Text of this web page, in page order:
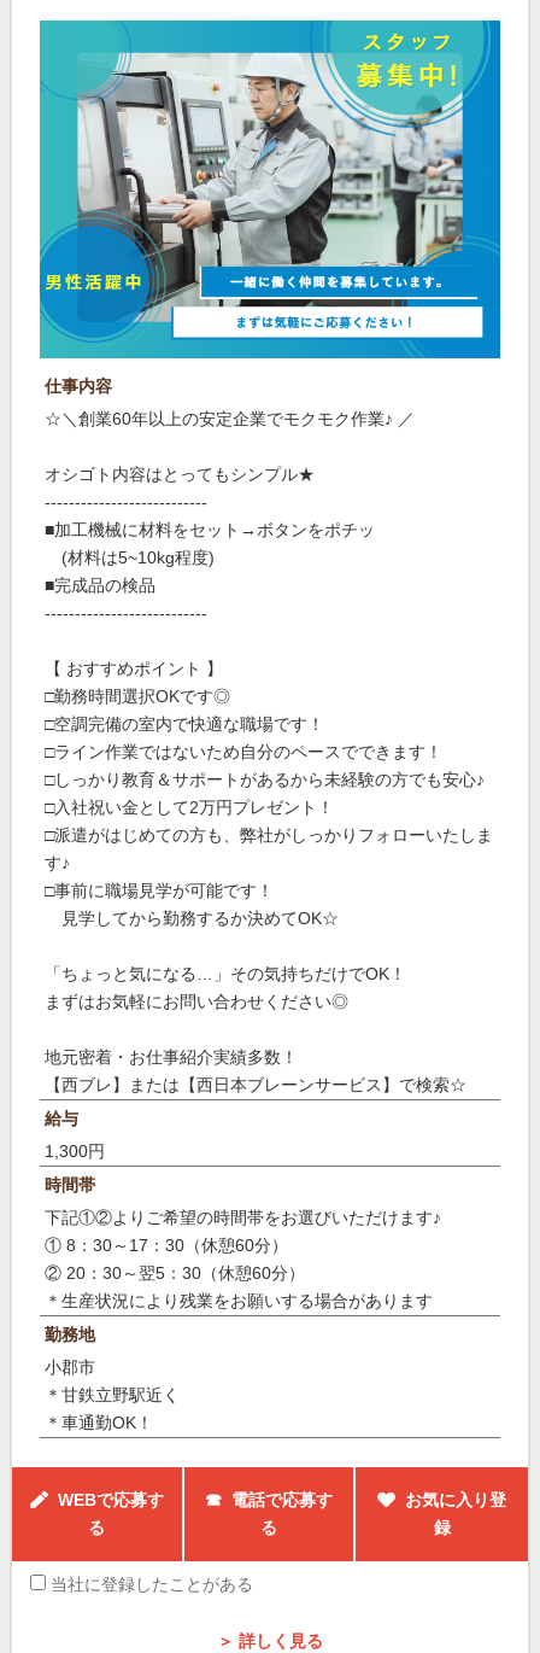
仕事内容
☆＼創業60年以上の安定企業でモクモク作業♪ ／
オシゴト内容はとってもシンプル★
---------------------------
■加工機械に材料をセット→ボタンをポチッ
(材料は5~10kg程度)
■完成品の検品
---------------------------
【 おすすめポイント 】
□勤務時間選択OKです◎
□空調完備の室内で快適な職場です！
□ライン作業ではないため自分のペースでできます！
□しっかり教育＆サポートがあるから未経験の方でも安心♪
□入社祝い金として2万円プレゼント！
□派遣がはじめての方も、弊社がしっかりフォローいたしま
す♪
□事前に職場見学が可能です！
見学してから勤務するか決めてOK☆
「ちょっと気になる…」その気持ちだけでOK！
まずはお気軽にお問い合わせください◎
地元密着・お仕事紹介実績多数！
【西ブレ】または【西日本ブレーンサービス】で検索☆
給与
1,300円
時間帯
下記①②よりご希望の時間帯をお選びいただけます♪
① 8：30～17：30（休憩60分）
② 20：30～翌5：30（休憩60分）
＊生産状況により残業をお願いする場合があります
勤務地
小郡市
＊甘鉄立野駅近く
＊車通勤OK！
WEBで応募す
る
☎ 電話で応募す
る
お気に入り登
録
当社に登録したことがある
＞ 詳しく見る